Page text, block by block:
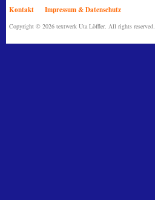
Kontakt Impressum & Datenschutz
Copyright © 2026 textwerk Uta Löffler. All rights reserved.